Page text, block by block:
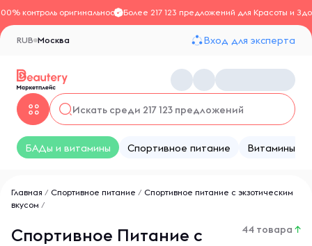
контроль оригинальностиБолее 217 123 предложений для Красоты и
Москва
RUB Вход для эксперта
БАДы и витамины Спортивное питание Витамины
Главная / Спортивное питание / Спортивное питание с экзотическим
вкусом /
Спортивное Питание с
44 товара ↑